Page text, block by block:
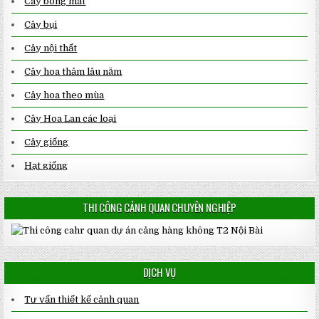
Cây bụi
Cây nội thất
Cây hoa thảm lâu năm
Cây hoa theo mùa
Cây Hoa Lan các loại
Cây giống
Hạt giống
THI CÔNG CẢNH QUAN CHUYÊN NGHIỆP
DỊCH VỤ
Tư vấn thiết kế cảnh quan